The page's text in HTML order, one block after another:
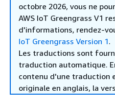
octobre 2026, vous ne
AWS IoT Greengrass V1
d'informations, rendez-
IoT Greengrass Version 1.
Les traductions sont
traduction automatique.
contenu d'une traduction
originale en anglais, la